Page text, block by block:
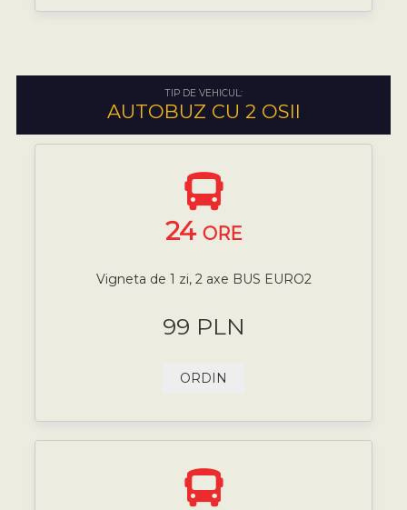
TIP DE VEHICUL:
AUTOBUZ CU 2 OSII
24 ORE
Vigneta de 1 zi, 2 axe BUS EURO2
99 PLN
ORDIN